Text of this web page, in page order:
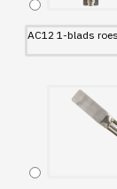
AC12 1-blads